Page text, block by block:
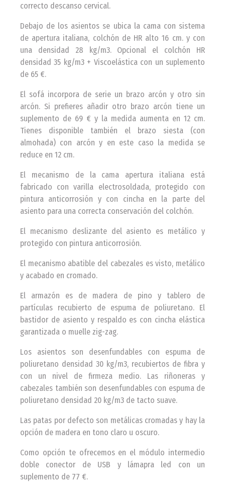
correcto descanso cervical.
Debajo de los asientos se ubica la cama con sistema
de apertura italiana, colchón de HR alto 16 cm. y con
una densidad 28 kg/m3. Opcional el colchón HR
densidad 35 kg/m3 + Viscoelástica con un suplemento
de 65 €.
El sofá incorpora de serie un brazo arcón y otro sin
arcón. Si prefieres añadir otro brazo arcón tiene un
suplemento de 69 € y la medida aumenta en 12 cm.
Tienes disponible también el brazo siesta (con
almohada) con arcón y en este caso la medida se
reduce en 12 cm.
El mecanismo de la cama apertura italiana está
fabricado con varilla electrosoldada, protegido con
pintura anticorrosión y con cincha en la parte del
asiento para una correcta conservación del colchón.
El mecanismo deslizante del asiento es metálico y
protegido con pintura anticorrosión.
El mecanismo abatible del cabezales es visto, metálico
y acabado en cromado.
El armazón es de madera de pino y tablero de
partículas recubierto de espuma de poliuretano. El
bastidor de asiento y respaldo es con cincha elástica
garantizada o muelle zig-zag.
Los asientos son desenfundables con espuma de
poliuretano densidad 30 kg/m3, recubiertos de fibra y
con un nivel de firmeza medio. Las riñoneras y
cabezales también son desenfundables con espuma de
poliuretano densidad 20 kg/m3 de tacto suave.
Las patas por defecto son metálicas cromadas y hay la
opción de madera en tono claro u oscuro.
Como opción te ofrecemos en el módulo intermedio
doble conector de USB y lámapra led con un
suplemento de 77 €.